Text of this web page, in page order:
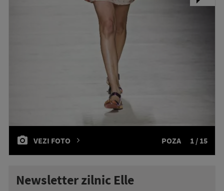
VEZI FOTO POZA 1 / 15
Newsletter zilnic Elle